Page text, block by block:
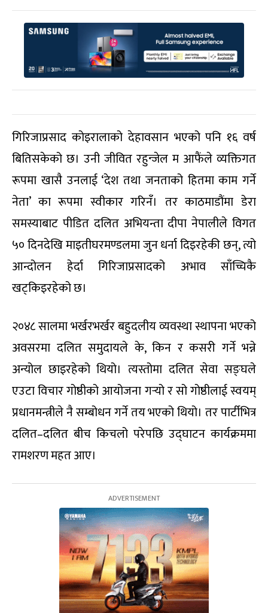
गिरिजाप्रसाद कोइरालाको देहावसान भएको पनि १६ वर्ष
बितिसकेको छ। उनी जीवित रहुन्जेल म आफैंले व्यक्तिगत
रूपमा खासै उनलाई ‘देश तथा जनताको हितमा काम गर्ने
नेता’ का रूपमा स्वीकार गरिनँ। तर काठमाडौंमा डेरा
समस्याबाट पीडित दलित अभियन्ता दीपा नेपालीले विगत
५० दिनदेखि माइतीघरमण्डलमा जुन धर्ना दिइरहेकी छन्, त्यो
आन्दोलन हेर्दा गिरिजाप्रसादको अभाव साँच्चिकै
खट्किइरहेको छ।
२०४८ सालमा भर्खरभर्खर बहुदलीय व्यवस्था स्थापना भएको
अवसरमा दलित समुदायले के, किन र कसरी गर्ने भन्ने
अन्योल छाइरहेको थियो। त्यस्तोमा दलित सेवा सङ्घले
एउटा विचार गोष्ठीको आयोजना गर्‍यो र सो गोष्ठीलाई स्वयम्
प्रधानमन्त्रीले नै सम्बोधन गर्ने तय भएको थियो। तर पार्टीभित्र
दलित–दलित बीच किचलो परेपछि उद्घाटन कार्यक्रममा
रामशरण महत आए।